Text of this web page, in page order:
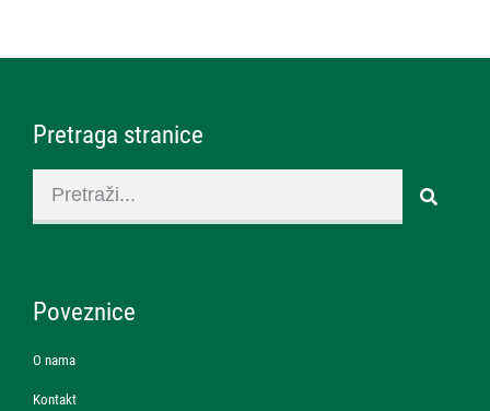
Pretraga stranice
Poveznice
O nama
Kontakt